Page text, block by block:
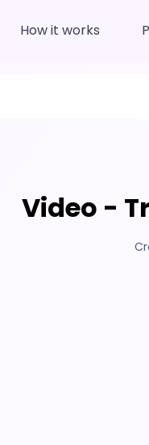
How it works
Video -